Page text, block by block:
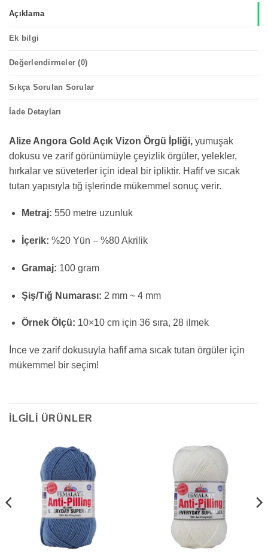
Açıklama
Ek bilgi
Değerlendirmeler (0)
Sıkça Sorulan Sorular
İade Detayları
Alize Angora Gold Açık Vizon Örgü İpliği, yumuşak
dokusu ve zarif görünümüyle çeyizlik örgüler, yelekler,
hırkalar ve süveterler için ideal bir ipliktir. Hafif ve sıcak
tutan yapısıyla tığ işlerinde mükemmel sonuç verir.
Metraj: 550 metre uzunluk
İçerik: %20 Yün – %80 Akrilik
Gramaj: 100 gram
Şiş/Tığ Numarası: 2 mm ~ 4 mm
Örnek Ölçü: 10×10 cm için 36 sıra, 28 ilmek
İnce ve zarif dokusuyla hafif ama sıcak tutan örgüler için
mükemmel bir seçim!
İLGILI ÜRÜNLER